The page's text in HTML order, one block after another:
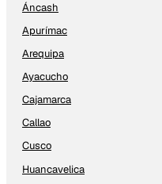
Áncash
Apurímac
Arequipa
Ayacucho
Cajamarca
Callao
Cusco
Huancavelica